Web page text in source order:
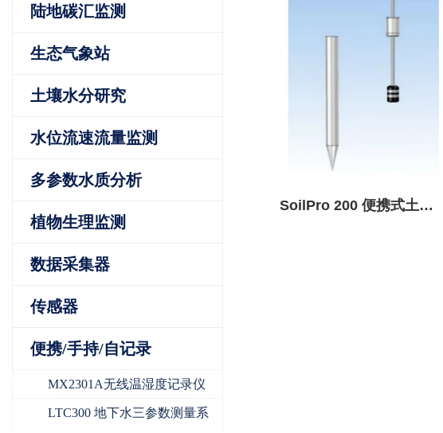
陆地碳汇监测
生态气象站
土壤水分研究
水位流速流量监测
多参数水质分析
植物生理监测
数据采集器
传感器
便携/手持/自记录
MX2301A无线温湿度记录仪
LTC300 地下水三参数测量系
SoilPro 200 便携式土壤